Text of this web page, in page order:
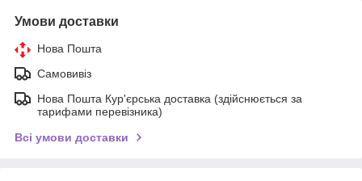
Умови доставки
Нова Пошта
Самовивіз
Нова Пошта Кур'єрська доставка (здійснюється за
тарифами перевізника)
Всі умови доставки